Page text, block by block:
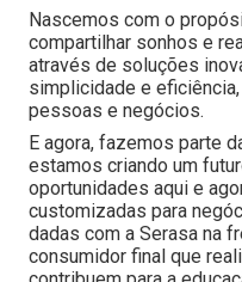
Nascemos com o
compartilhar sonhos e
através de soluções
simplicidade e
pessoas e negócios.
E agora, fazemos parte
estamos criando um
oportunidades aqui e
customizadas para
dadas com a Serasa na
consumidor final que